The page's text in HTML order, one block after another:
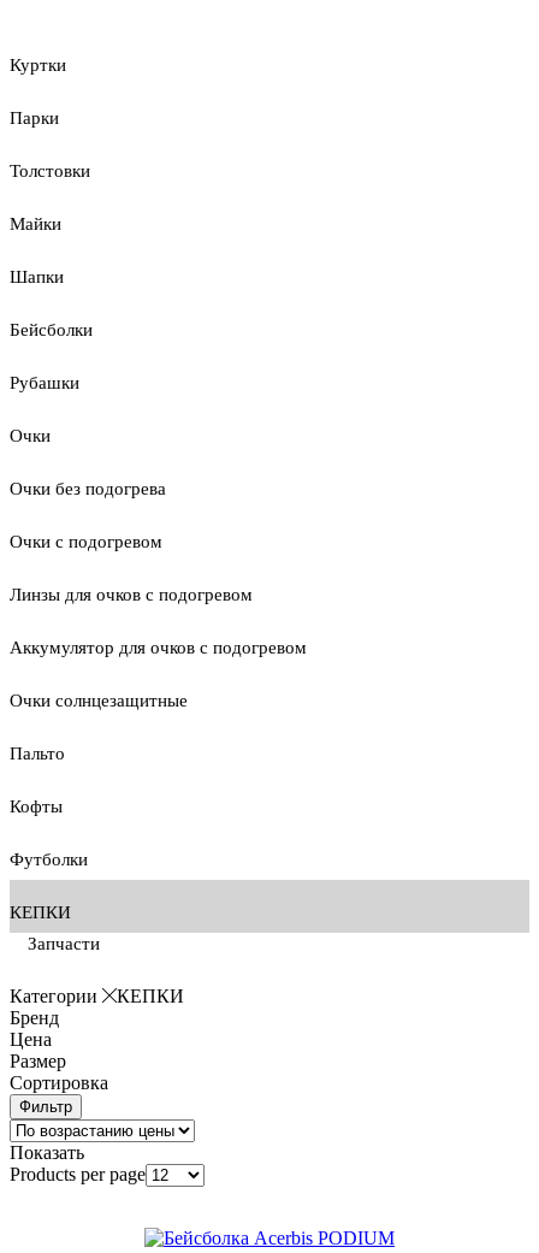
Куртки
Парки
Толстовки
Майки
Шапки
Бейсболки
Рубашки
Очки
Очки без подогрева
Очки с подогревом
Линзы для очков с подогревом
Аккумулятор для очков с подогревом
Очки солнцезащитные
Пальто
Кофты
Футболки
КЕПКИ
Запчасти
Категории
КЕПКИ
Бренд
Цена
Размер
Сортировка
Фильтр
Показать
Products per page